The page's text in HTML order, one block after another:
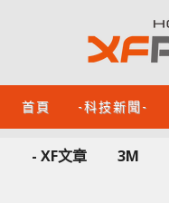
首頁 -科技新聞-
- XF文章 3M